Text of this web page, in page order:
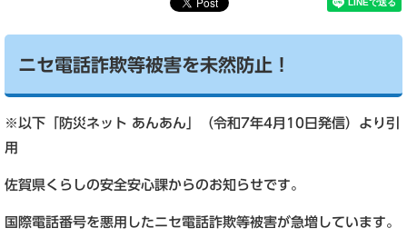
ニセ電話詐欺等被害を未然防止！
※以下「防災ネット あんあん」（令和7年4月10日発信）より引
用
佐賀県くらしの安全安心課からのお知らせです。
国際電話番号を悪用したニセ電話詐欺等被害が急増しています。